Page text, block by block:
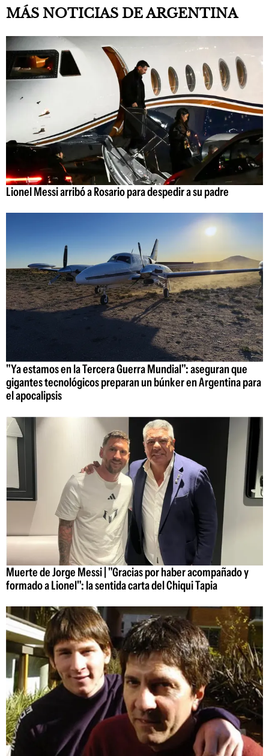
MÁS NOTICIAS DE ARGENTINA
Lionel Messi arribó a Rosario para despedir a su padre
"Ya estamos en la Tercera Guerra Mundial": aseguran que
gigantes tecnológicos preparan un búnker en Argentina para
el apocalipsis
Muerte de Jorge Messi | "Gracias por haber acompañado y
formado a Lionel": la sentida carta del Chiqui Tapia